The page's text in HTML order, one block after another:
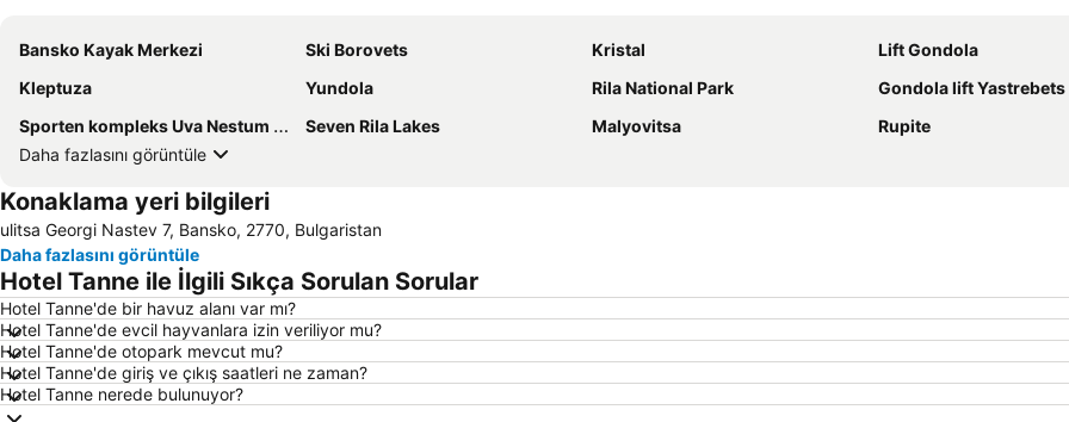
Bansko Kayak Merkezi Ski Borovets Kristal
Lift Gondola
Kleptuza
Yundola Rila National Park
Gondola lift Yastrebets
Sporten kompleks Uva Nestum Sport
Seven Rila Lakes Malyovitsa
Rupite
Daha fazlasını görüntüle
Konaklama yeri bilgileri
ulitsa Georgi Nastev 7, Bansko, 2770, Bulgaristan
Daha fazlasını görüntüle
Hotel Tanne ile İlgili Sıkça Sorulan Sorular
Hotel Tanne'de bir havuz alanı var mı?
Hotel Tanne'de evcil hayvanlara izin veriliyor mu?
Hotel Tanne'de otopark mevcut mu?
Hotel Tanne'de giriş ve çıkış saatleri ne zaman?
Hotel Tanne nerede bulunuyor?